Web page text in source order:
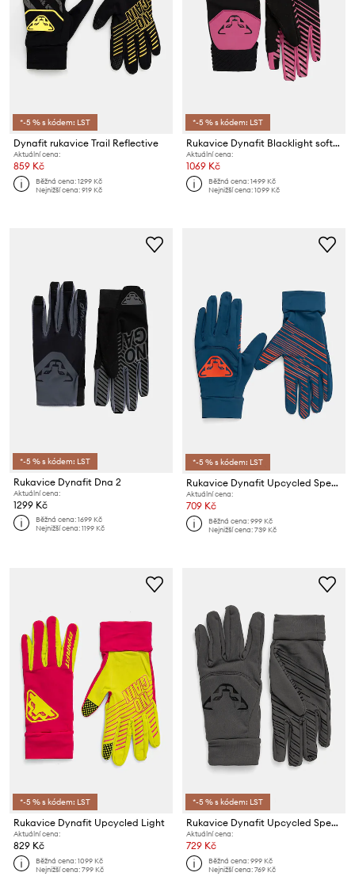
*-5 % s kódem: LST
Dynafit rukavice Trail Reflective
Aktuální cena:
859 Kč
Běžná cena:1299 Kč
Nejnižší cena:919 Kč
*-5 % s kódem: LST
Rukavice Dynafit Blacklight softshell
Aktuální cena:
1069 Kč
Běžná cena:1499 Kč
Nejnižší cena:1099 Kč
*-5 % s kódem: LST
Rukavice Dynafit Dna 2
Aktuální cena:
1299 Kč
Běžná cena:1699 Kč
Nejnižší cena:1199 Kč
*-5 % s kódem: LST
Rukavice Dynafit Upcycled Speed
Aktuální cena:
709 Kč
Běžná cena:999 Kč
Nejnižší cena:739 Kč
*-5 % s kódem: LST
Rukavice Dynafit Upcycled Light
Aktuální cena:
829 Kč
Běžná cena:1099 Kč
Nejnižší cena:799 Kč
*-5 % s kódem: LST
Rukavice Dynafit Upcycled Speed
Aktuální cena:
729 Kč
Běžná cena:999 Kč
Nejnižší cena:769 Kč